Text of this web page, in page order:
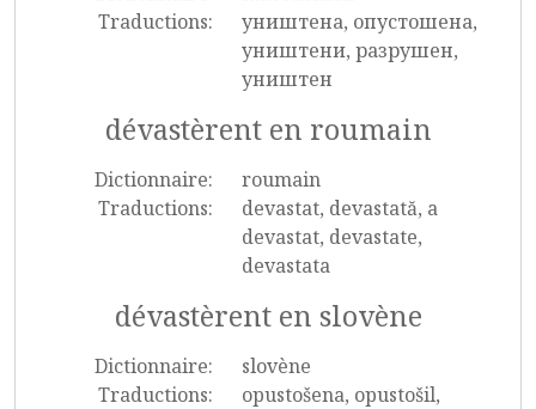
Traductions:
уништена, опустошена,
уништени, разрушен,
уништен
dévastèrent en roumain
Dictionnaire:
roumain
Traductions:
devastat, devastată, a
devastat, devastate,
devastata
dévastèrent en slovène
Dictionnaire:
slovène
Traductions:
opustošena, opustošil,